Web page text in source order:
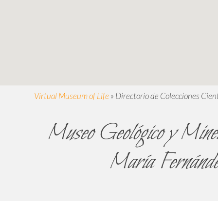
Virtual Museum of Life » Directorio de Colecciones
Museo Geológico y
María